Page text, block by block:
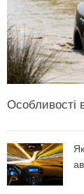
Особливості